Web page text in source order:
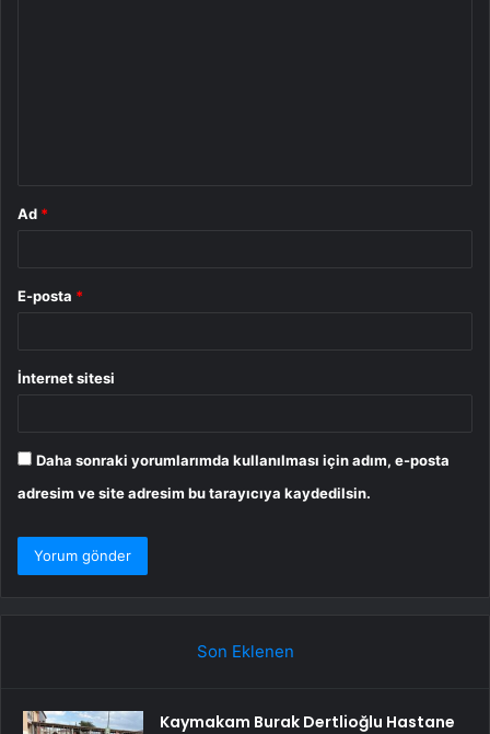
Ad *
E-posta *
İnternet sitesi
Daha sonraki yorumlarımda kullanılması için adım, e-posta
adresim ve site adresim bu tarayıcıya kaydedilsin.
Son Eklenen
Kaymakam Burak Dertlioğlu Hastane